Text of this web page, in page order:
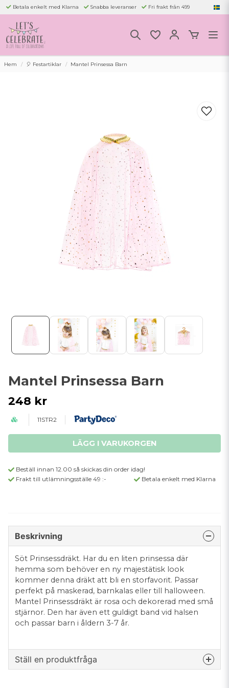
Betala enkelt med Klarna Snabba leveranser Fri frakt från 499
Hem 🎈 Festartiklar Mantel Prinsessa Barn
Mantel Prinsessa Barn
248 kr
11STR2
LÄGG I VARUKORGEN
Beställ innan 12.00 så skickas din order idag!
Frakt till utlämningsställe 49 :-
Betala enkelt med Klarna
Beskrivning
Söt Prinsessdräkt. Har du en liten prinsessa där
hemma som behöver en ny majestätisk look
kommer denna dräkt att bli en storfavorit. Passar
perfekt på maskerad, barnkalas eller till halloween.
Mantel Prinsessdräkt är rosa och dekorerad med små
stjärnor. Den har även ett guldigt band vid halsen
och passar barn i åldern 3-7 år.
Ställ en produktfråga